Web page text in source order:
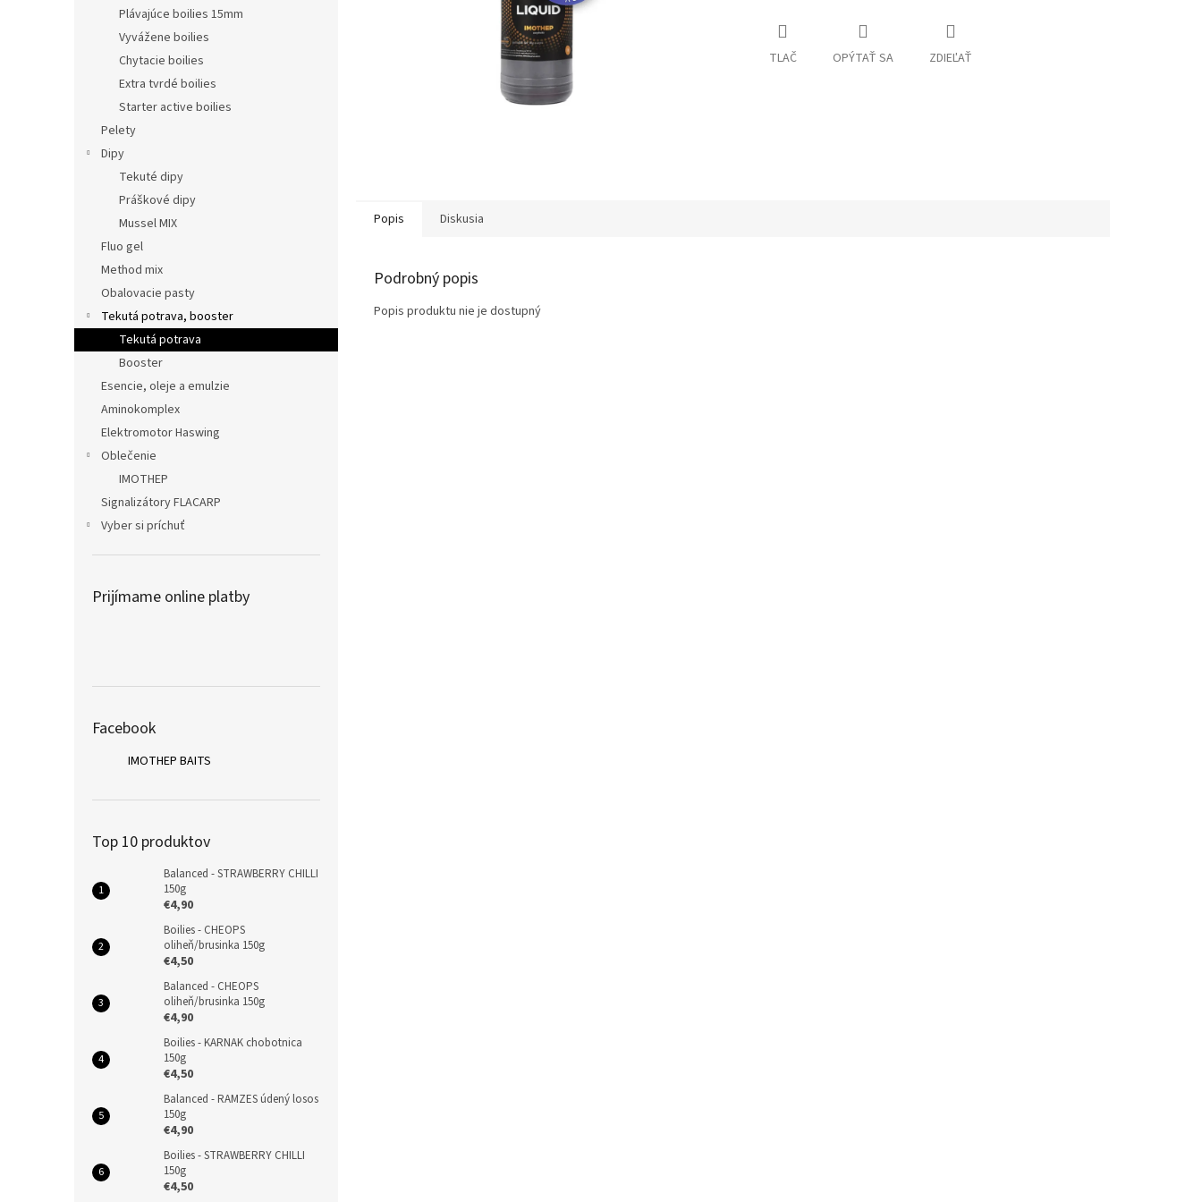
Plávajúce boilies 15mm
Vyvážene boilies
Chytacie boilies
Extra tvrdé boilies
Starter active boilies
Pelety
Dipy
Tekuté dipy
Práškové dipy
Mussel MIX
Fluo gel
Method mix
Obalovacie pasty
Tekutá potrava, booster
Tekutá potrava
Booster
Esencie, oleje a emulzie
Aminokomplex
Elektromotor Haswing
Oblečenie
IMOTHEP
Signalizátory FLACARP
Vyber si príchuť
Prijímame online platby
Facebook
IMOTHEP BAITS
Top 10 produktov
Balanced - STRAWBERRY CHILLI
150g
€4,90
Boilies - CHEOPS
oliheň/brusinka 150g
€4,50
Balanced - CHEOPS
oliheň/brusinka 150g
€4,90
Boilies - KARNAK chobotnica
150g
€4,50
Balanced - RAMZES údený losos
150g
€4,90
Boilies - STRAWBERRY CHILLI
150g
€4,50
TLAČ OPÝTAŤ SA ZDIEĽAŤ
Popis Diskusia
Podrobný popis
Popis produktu nie je dostupný